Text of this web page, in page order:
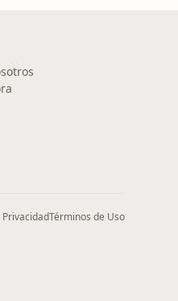
PrivacidadTérminos de Uso